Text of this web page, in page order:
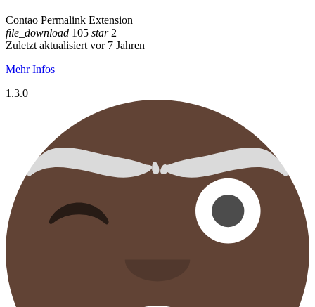
Contao Permalink Extension
file_download 105 star2
Zuletzt aktualisiert vor 7 Jahren
Mehr Infos
1.3.0